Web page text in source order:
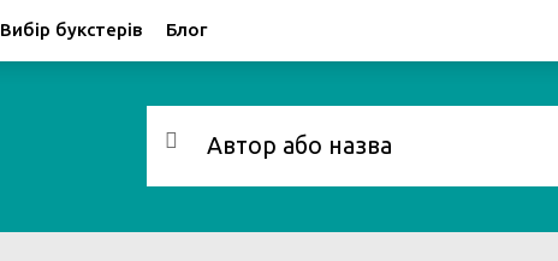
Вибір букстерів Блог
FacebookGoogle